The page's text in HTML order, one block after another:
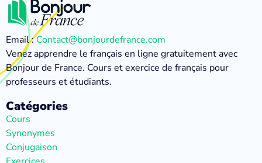
Email :Contact@bonjourdefrance.com
Venez apprendre le français en ligne gratuitement avec
Bonjour de France. Cours et exercice de français pour
professeurs et étudiants.
Catégories
Cours
Synonymes
Conjugaison